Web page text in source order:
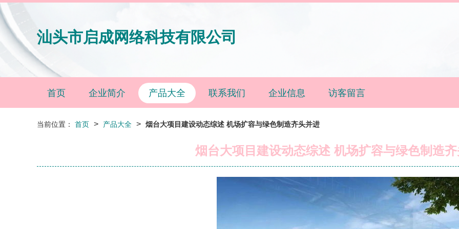
汕头市启成网络科技有限公司
首页 企业简介 产品大全 联系我们 企业信息 访客留言
当前位置： 首页 > 产品大全 > 烟台大项目建设动态综述 机场扩容与绿色制造齐头并进
烟台大项目建设动态综述 机场扩容与绿色制造